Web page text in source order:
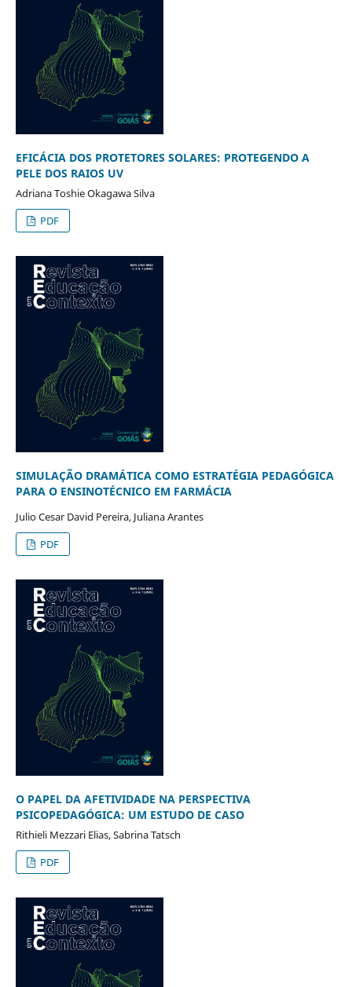
EFICÁCIA DOS PROTETORES SOLARES: PROTEGENDO A
PELE DOS RAIOS UV
Adriana Toshie Okagawa Silva
PDF
SIMULAÇÃO DRAMÁTICA COMO ESTRATÉGIA PEDAGÓGICA
PARA O ENSINOTÉCNICO EM FARMÁCIA
Julio Cesar David Pereira, Juliana Arantes
PDF
O PAPEL DA AFETIVIDADE NA PERSPECTIVA
PSICOPEDAGÓGICA: UM ESTUDO DE CASO
Rithieli Mezzari Elias, Sabrina Tatsch
PDF